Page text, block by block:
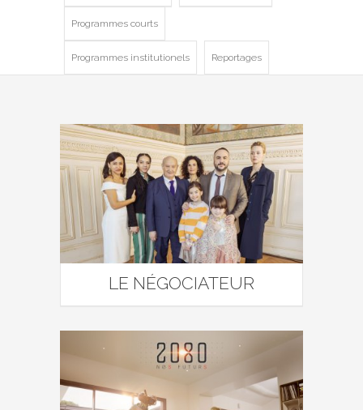
Programmes courts
Programmes institutionels Reportages
LE NÉGOCIATEUR